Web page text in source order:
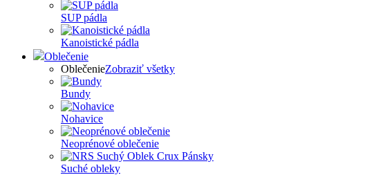
SUP pádla
Kanoistické pádla
Oblečenie
OblečenieZobraziť všetky
Bundy
Nohavice
Neoprénové oblečenie
Suché obleky